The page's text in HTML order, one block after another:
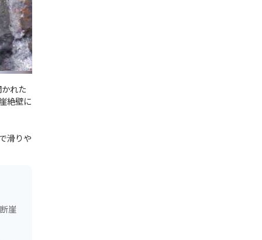
れた
絶壁に
滑りや
崖